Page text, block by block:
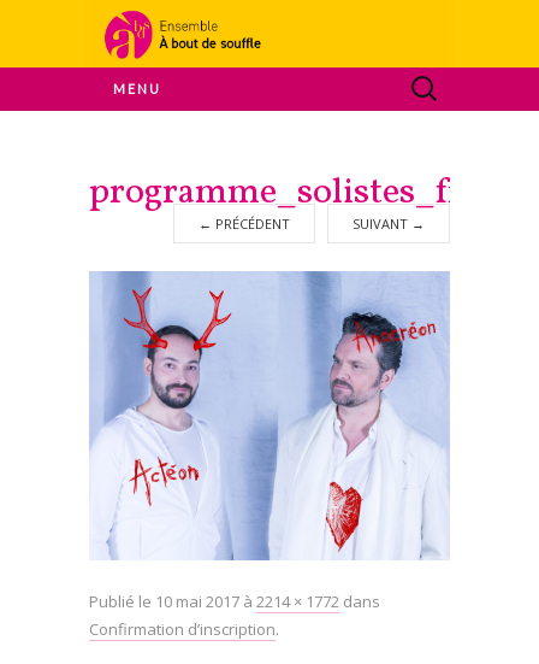
À bout de
souffle
MENU
← PRÉCÉDENT SUIVANT →
Publié le 10 mai 2017 à 2214 × 1772 dans
Confirmation d’inscription.